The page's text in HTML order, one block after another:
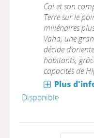
Cal et son
Terre sur le
millénaires
Vaha, une
décide
habitants,
capacités de
Plus
Disponible